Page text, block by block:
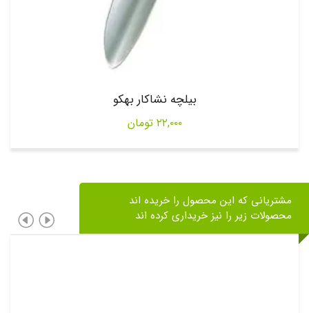
بیلچه نشاکار بهکو
۲۲,۰۰۰ تومان
مشتریانی که این محصول را خریده اند
محصولات زیر را نیز خریداری کرده اند